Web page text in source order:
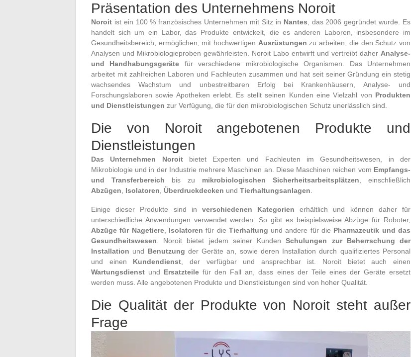
Präsentation des Unternehmens Noroit
Noroit ist ein 100 % französisches Unternehmen mit Sitz in Nantes , das 2006 gegründet wurde. Es
handelt sich um ein Labor, das Produkte entwickelt, die es anderen Laboren, insbesondere im
Gesundheitsbereich, ermöglichen, mit hochwertigen Ausrüstungen zu arbeiten, die den Schutz von
Analysen und Mikrobiologieproben gewährleisten. Noroit Labo entwirft und vertreibt daher Analyse-
und Handhabungsgeräte für verschiedene mikrobiologische Organismen. Das Unternehmen
arbeitet mit zahlreichen Laboren und Fachleuten zusammen und hat seit seiner Gründung ein stetig
wachsendes Wachstum und unbestreitbaren Erfolg bei Krankenhäusern, Analyse- und
Forschungslaboren sowie Apotheken erlebt. Es stellt seinen Kunden eine Vielzahl von Produkten
und Dienstleistungen zur Verfügung, die für den mikrobiologischen Schutz unerlässlich sind.
Die von Noroit angebotenen Produkte und
Dienstleistungen
Das Unternehmen Noroitbietet Experten und Fachleuten im Gesundheitswesen, in der
Mikrobiologie und in der Industrie mehrere Maschinen an. Diese Maschinen reichen vom Empfangs-
und Transferbereich bis zu mikrobiologischen Sicherheitsarbeitsplätzen , einschließlich
Abzügen
Isolatoren Überdruckdecken und Tierhaltungsanlagen
Einige dieser Produkte sind in verschiedenen Kategorien erhältlich und können daher für
unterschiedliche Anwendungen verwendet werden. So gibt es beispielsweise Abzüge für Roboter,
Abzüge für Nagetiere, Isolatoren für die Tierhaltung und andere für die Pharmazeutik und das
Gesundheitswesen . Noroit bietet jedem seiner KundenSchulungen zur Beherrschung der
Installation und Benutzung der Geräte an, sowie deren Installation durch qualifiziertes Personal
und einen Kundendienst , der verfügbar und ansprechbar ist. Noroit bietet auch einen
Wartungsdienst und Ersatzteile für den Fall an, dass eines der Teile eines der Geräte ersetzt
werden muss. Alle angebotenen Produkte und Dienstleistungen sind von hoher Qualität.
Die Qualität der Produkte von Noroit steht außer
Frage